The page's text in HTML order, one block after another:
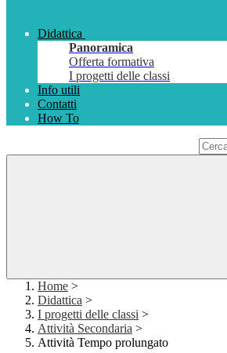
Didattica
Panoramica
Offerta formativa
I progetti delle classi
Info utili
Contatti
How To
Home >
Didattica >
I progetti delle classi >
Attività Secondaria >
Attività Tempo prolungato